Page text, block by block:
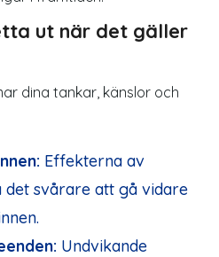
ut när det gäller
dina tankar, känslor och
Effekterna av
svårare att gå vidare
Undvikande